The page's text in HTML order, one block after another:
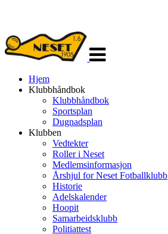
navigasjon
Hjem
Klubbhåndbok
Klubbhåndbok
Sportsplan
Dugnadsplan
Klubben
Vedtekter
Roller i Neset
Medlemsinformasjon
Årshjul for Neset Fotballklubb
Historie
Adelskalender
Hoopit
Samarbeidsklubb
Politiattest